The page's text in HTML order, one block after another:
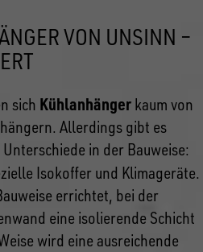
VON UNSINN –
sich Kühlanhänger kaum von
Allerdings gibt es
in der Bauweise:
Isokoffer und Klimageräte.
errichtet, bei der
eine isolierende Schicht
wird eine ausreichende